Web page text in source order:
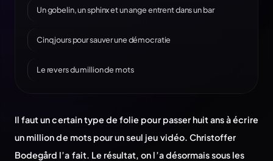
Un gobelin, un sphinx et un ange entrent dans un bar
Cinq jours pour sauver une démocratie
Le revers du million de mots
Il faut un certain type de folie pour passer huit ans à écrire
un million de mots pour un seul jeu vidéo. Christoffer
Bodegård l’a fait. Le résultat, on l’a désormais sous les